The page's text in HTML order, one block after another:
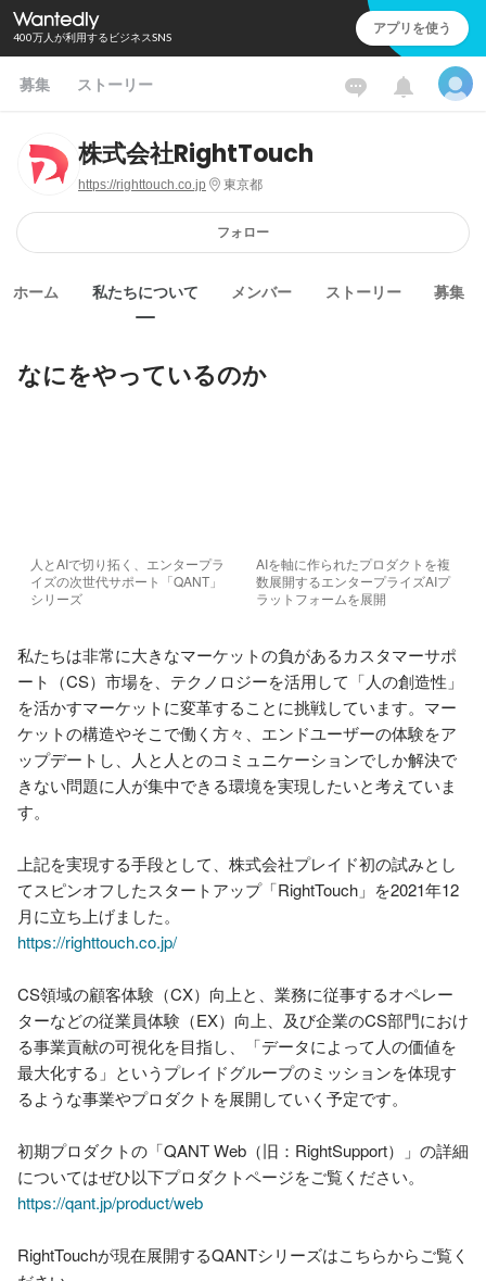
400万人が利用するビジネスSNS アプリを使う
募集 ストーリー
株式会社RightTouch
https://righttouch.co.jp 東京都
フォロー
ホーム 私たちについて メンバー ストーリー 募集
なにをやっているのか
人と​AIで​切り拓く、​エンタープラ
イズの​次世代サポート「QANT」
シリーズ
AIを軸に作られたプロダクトを複
数展開するエンタープライズAIプ
ラットフォームを展開
私たちは非常に大きなマーケットの負があるカスタマーサポ
ート（CS）市場を、テクノロジーを活用して「人の創造性」
を活かすマーケットに変革することに挑戦しています。マー
ケットの構造やそこで働く方々、エンドユーザーの体験をア
ップデートし、人と人とのコミュニケーションでしか解決で
きない問題に人が集中できる環境を実現したいと考えていま
す。
上記を実現する手段として、株式会社プレイド初の試みとし
てスピンオフしたスタートアップ「RightTouch」を2021年12
https://righttouch.co.jp/
CS領域の顧客体験（CX）向上と、業務に従事するオペレー
ターなどの従業員体験（EX）向上、及び企業のCS部門におけ
る事業貢献の可視化を目指し、「データによって人の価値を
最大化する」というプレイドグループのミッションを体現す
るような事業やプロダクトを展開していく予定です。
初期プロダクトの「QANT Web（旧：RightSupport）」の詳細
https://qant.jp/product/web
RightTouchが現在展開するQANTシリーズはこちらからご覧く